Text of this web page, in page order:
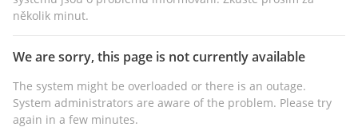
několik minut.
We are sorry, this page is not currently available
The system might be overloaded or there is an outage.
System administrators are aware of the problem. Please try
again in a few minutes.